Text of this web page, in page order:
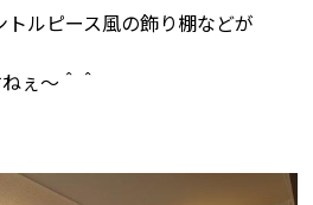
ルピース風の飾り棚などが
ぇ〜＾＾